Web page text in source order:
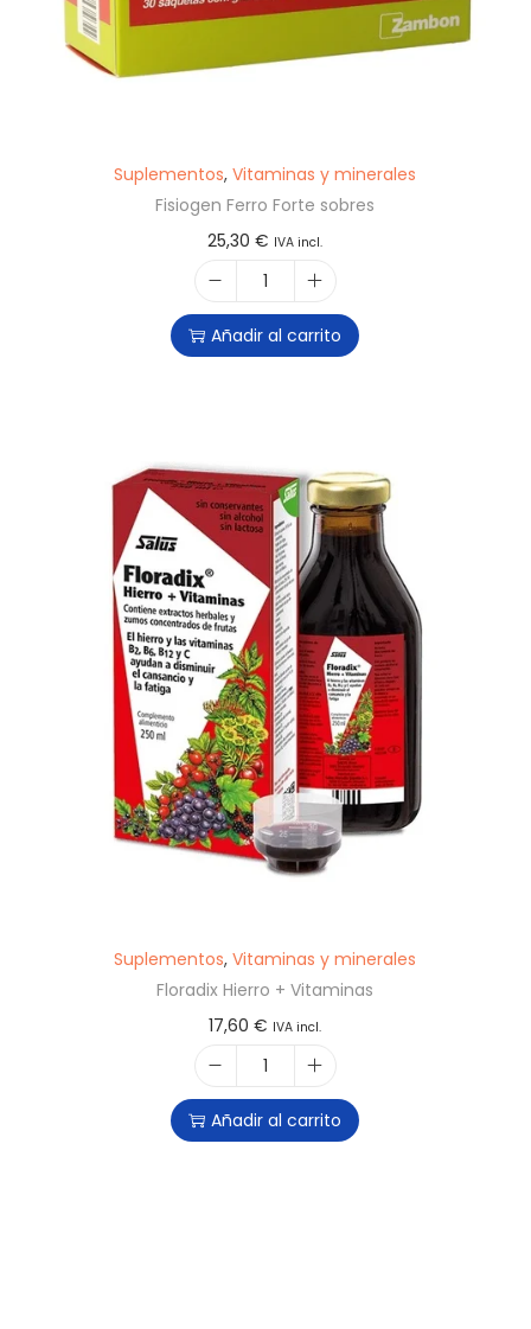
Suplementos,Vitaminas y minerales
Fisiogen Ferro Forte sobres
25,30€ IVA incl.
Añadir al carrito
Suplementos,Vitaminas y minerales
Floradix Hierro + Vitaminas
17,60€ IVA incl.
Añadir al carrito